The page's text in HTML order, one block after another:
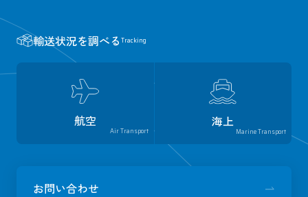
輸送状況を調べる Tracking
航空
Air Transport
海上
Marine Transport
お問い合わせ